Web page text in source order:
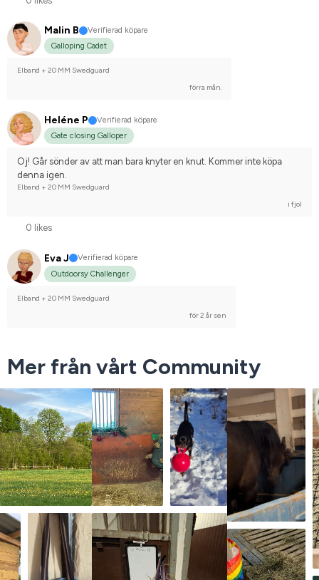
Malin B
Verifierad köpare
Galloping Cadet
Elband + 20 MM Swedguard
förra mån.
Heléne P
Verifierad köpare
Gate closing Galloper
Oj! Går sönder av att man bara knyter en knut. Kommer inte köpa
denna igen.
Elband + 20 MM Swedguard
i fjol
0 likes
Eva J
Verifierad köpare
Outdoorsy Challenger
Elband + 20 MM Swedguard
för 2 år sen
Mer från vårt Community